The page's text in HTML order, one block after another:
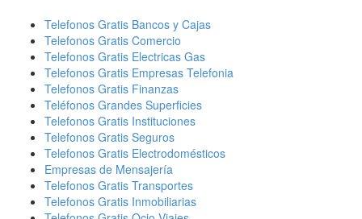
Telefonos Gratis Bancos y Cajas
Telefonos Gratis Comercio
Telefonos Gratis Electricas Gas
Telefonos Gratis Empresas Telefonia
Telefonos Gratis Finanzas
Teléfonos Grandes Superficies
Telefonos Gratis Instituciones
Telefonos Gratis Seguros
Telefonos Gratis Electrodomésticos
Empresas de Mensajería
Telefonos Gratis Transportes
Telefonos Gratis Inmobiliarias